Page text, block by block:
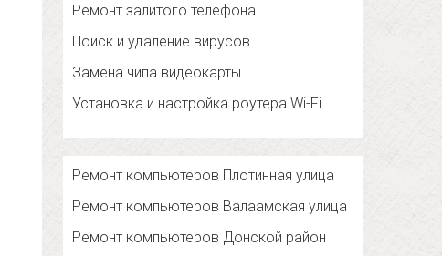
Ремонт залитого телефона
Поиск и удаление вирусов
Замена чипа видеокарты
Установка и настройка роутера Wi-Fi
Ремонт компьютеров Плотинная улица
Ремонт компьютеров Валаамская улица
Ремонт компьютеров Донской район